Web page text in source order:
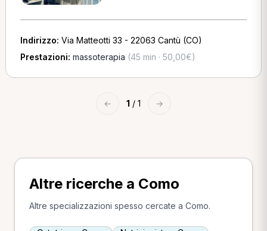
Indirizzo: Via Matteotti 33 - 22063 Cantù (CO)
Prestazioni: massoterapia (45 min · 50,00€)
← 1 / 1 →
Altre ricerche a Como
Altre specializzazioni spesso cercate a Como.